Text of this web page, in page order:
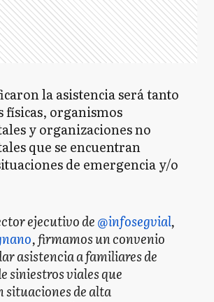
la asistencia será tanto
físicas, organismos
y organizaciones no
que se encuentran
de emergencia y/o
ejecutivo de@infosegvial,
, firmamos un convenio
asistencia a familiares de
siniestros viales que
situaciones de alta